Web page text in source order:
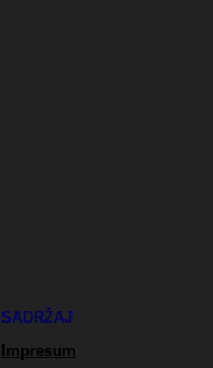
SADRŽAJ
Impresum